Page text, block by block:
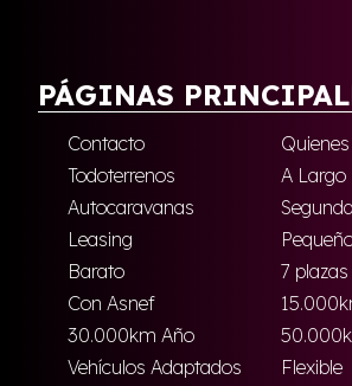
PÁGINAS
Contacto
Todoterrenos
A Largo
Autocaravanas
Leasing
Barato
7 plazas
Con Asnef
30.000km Año
Vehículos Adaptados
Flexible